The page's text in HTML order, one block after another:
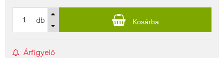
db Kosárba
Árfigyelő